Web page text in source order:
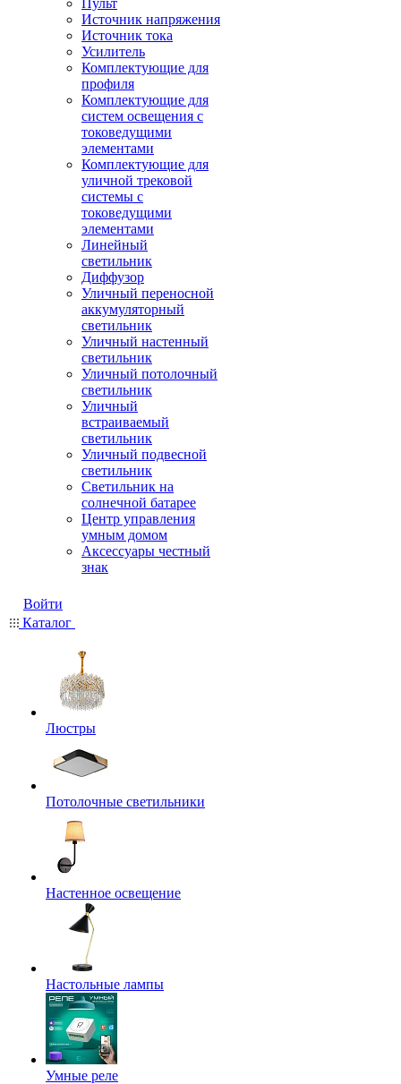
Пульт
Источник напряжения
Источник тока
Усилитель
Комплектующие для
профиля
Комплектующие для
систем освещения с
токоведущими
элементами
Комплектующие для
уличной трековой
системы с
токоведущими
элементами
Линейный
светильник
Диффузор
Уличный переносной
аккумуляторный
светильник
Уличный настенный
светильник
Уличный потолочный
светильник
Уличный
встраиваемый
светильник
Уличный подвесной
светильник
Светильник на
солнечной батарее
Центр управления
умным домом
Аксессуары честный
знак
Войти
Каталог
Люстры
Потолочные светильники
Настенное освещение
Настольные лампы
Умные реле